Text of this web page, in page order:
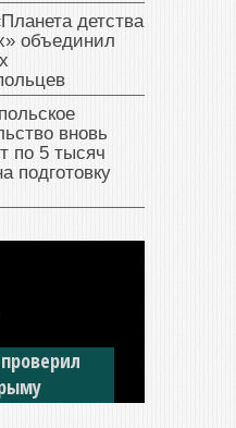
детства
объединил
вновь
по 5 тысяч
подготовку
—
штрафам